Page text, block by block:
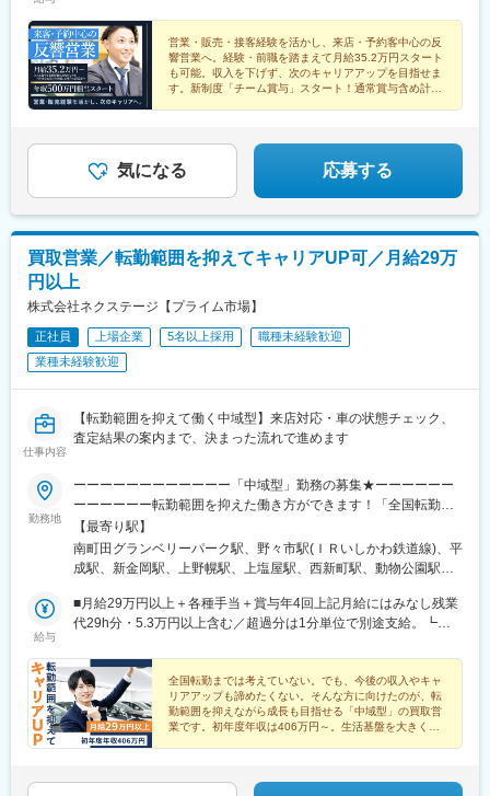
町一丁目駅
ジ徳島店／徳島県徳島市川内町大松106ネクステージ水戸南店／
茨城県東茨城郡茨城町長岡矢頭3530ネクステージ宮古島店／沖縄
県宮古島市平良西里1276
ール)、北久里浜駅、善行駅、鴨居駅、北岡崎駅、美合駅、新石切
駅、新ノ口駅、青砥駅、京急蒲田駅、豊明駅、久米田駅、岐南
駅、細畑駅、松井山手駅、伏見駅(京都府)、伊勢朝日駅、入谷駅
(神奈川県)、幸手駅、江南駅(愛知県)、香里園駅、吹上駅(埼玉
県)、萩原天神駅、小古曽駅、神領駅、高蔵寺駅、豊春駅、鴨宮
北上尾駅、新座駅、道場南口駅、上野毛駅、西尾駅、土山駅、摂
津駅、前橋大島駅、淵野辺駅、草加駅、南草津駅、西小泉駅、荒
濃川合駅、彦根駅、西飾磨駅、公津の杜駅、伊奈駅、越戸駅、箕
面萱野駅、荒子川公園駅、木更津駅、紀三井寺駅、紀伊駅、湘南
深沢駅、港南台駅、矢部駅、倉見駅、東陽町駅、上社駅、男川
駅、市役所前駅(愛知県)、上野幌駅、南郷１８丁目駅、南永山駅、
新大楽毛駅、森林公園駅(北海道)、発寒駅、環状通東駅、柏林台
駅、七重浜駅、柏陽駅、運動公園前駅(青森県)、八戸駅、岩手飯岡
駅、村崎野駅、石巻あゆみ野駅、中野栄駅、八乙女駅、黒松駅(宮
田駅、伊達駅、研究学園駅、石岡駅、常陸多賀駅、岡本駅(栃木
県)、小山駅、西那須野駅、北長岡駅、東新潟駅、寺尾駅、高岡や
春江駅、越前新保駅、竜王駅、焼津駅、東静岡駅、高塚駅、天竜
川駅、積志駅、ジヤトコ前駅、新浜松駅、東山公園駅(鳥取県)、東
松江駅(島根県)、清輝橋駅、福井駅(岡山県)、早島駅、安芸中野
駅、山陽女学園前駅、牛田駅(広島県)、神辺駅、東福山駅、山口駅
(山口県)、防府駅、吉成駅、丸亀駅、円座駅、土橋駅(愛媛県)、知
見駅、門司駅、佐賀駅、道ノ尾駅、幸駅、平成駅、竜田口駅、鶴
崎駅、南大分駅、南延岡駅、日向住吉駅、上塩屋駅、てだこ浦西
犬塚駅、西新井大師西駅、武蔵関駅、要町駅、妙国寺前駅、尻手
駅、京成幕張駅、センター北駅、大須観音駅、南茨木駅(阪急線)、
糀谷駅、追分駅(三重県)、等々力駅、はなみずき通駅、志村坂上
駅、本郷駅(愛知県)、長沼駅(静岡県)、西富井駅、楽々園駅、知寄
町駅、赤迫駅、上前津駅、蒲田駅、知寄町一丁目駅
営業・販売・接客経験を活かし、来店・予約客中心の反
響営業へ。経験・前職を踏まえて月給35.2万円スタート
も可能。収入を下げず、次のキャリアアップを目指せま
す。新制度「チーム賞与」スタート！通常賞与含め計6
気になる 応募する
買取営業／転勤範囲を抑えてキャリアUP可／月給29万
円以上
株式会社ネクステージ【プライム市場】
正社員 上場企業 5名以上採用
職種未経験歓迎
業種未経験歓迎
仕事内容
【転勤範囲を抑えて働く中域型】来店対応・車の状態チェック、
査定結果の案内まで、決まった流れで進めます
勤務地
ーーーーーーーーーーーー「中域型」勤務の募集★ーーーーーー
ーーーーーー転勤範囲を抑えた働き方ができます！「全国転勤は
ちょっと…」「でも、キャリアアップは諦めたくない」そんな方
におすすめです◎＼新店舗のオープンを続々と推進中★／中域型
勤務として、一定エリア内の店舗で勤務いただきます。配属先は
下記＜勤務地一覧＞をご確認ください。★自動車通勤OK（一部除
く）★受動喫煙対策あり※下記勤務地補足ネクステージ宮古島店／
城郡茨城町長岡矢頭3530SUV LAND名古屋／愛知県名古屋市緑区
大高町丸の内36番1
【最寄り駅】
南町田グランベリーパーク駅、野々市駅(ＩＲいしかわ鉄道線)、平
成駅、新金岡駅、上野幌駅、上塩屋駅、西新町駅、動物公園駅、
知県)、神明町駅、北戸田駅、南郷１８丁目駅、柏たなか駅、北長
岡駅、中島駅(愛知県)、喜多山駅(愛知県)、幕張駅、牛山駅、泉駅
勢崎駅、妙興寺駅、稲沢駅、南茨木駅(大阪モノレール)、岡本駅
(栃木県)、南延岡駅、北久里浜駅、善行駅、鴨居駅、北岡崎駅、美
合駅、清輝橋駅、てだこ浦西駅、新石切駅、新ノ口駅、青砥駅、
豊明駅、丸亀駅、久米田駅、岐南駅、細畑駅、日向住吉駅、ケー
ブル八幡宮山上駅、伏見駅(京都府)、新大楽毛駅、竜田口駅、伊勢
陽女学園前駅、牛田駅(広島県)、運動公園前駅(青森県)、江南駅(愛
給与
■月給29万円以上＋各種手当＋賞与年4回上記月給にはみなし残業
代29h分・5.3万円以上含む／超過分は1分単位で別途支給。┗中
定します。グローバル型かつ職種経験(業界不問)をお持ちの方であ
ればスタートから月給35万7,000円以上も可。※当社規定に準ずる
（みなし残業代29h分・6万1,000円以上を含む・超過分は1分単位
で別途支給）
全国転勤までは考えていない。でも、今後の収入やキャ
リアアップも諦めたくない。そんな方に向けたのが、転
勤範囲を抑えながら成長も目指せる「中域型」の買取営
業です。初年度年収は406万円～。生活基盤を大きく崩